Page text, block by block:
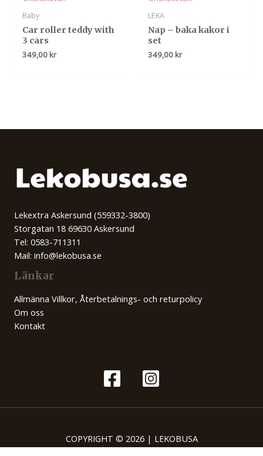
Baby
Car roller teddy with
3 cars
349,00 kr
LEKA
Nap – baka kakor i
set
349,00 kr
Lekextra Askersund (559332-3800)
Storgatan 18 69630 Askersund
Tel: 0583-711311
Mail: info@lekobusa.se
Länkar
Allmänna Villkor, Återbetalnings- och returpolicy
Om oss
Kontakt
COPYRIGHT © 2026 | LEKOBUSA